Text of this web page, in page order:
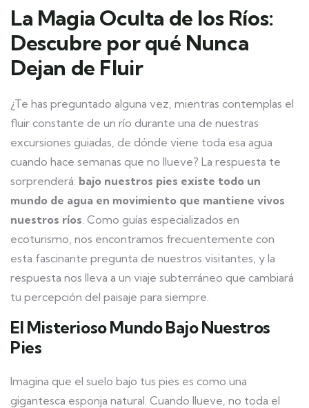
La Magia Oculta de los Ríos:
Descubre por qué Nunca
Dejan de Fluir
¿Te has preguntado alguna vez, mientras contemplas el
fluir constante de un río durante una de nuestras
excursiones guiadas, de dónde viene toda esa agua
cuando hace semanas que no llueve? La respuesta te
sorprenderá: bajo nuestros pies existe todo un
mundo de agua en movimiento que mantiene vivos
nuestros ríos . Como guías especializados en
ecoturismo, nos encontramos frecuentemente con
esta fascinante pregunta de nuestros visitantes, y la
respuesta nos lleva a un viaje subterráneo que cambiará
tu percepción del paisaje para siempre.
El Misterioso Mundo Bajo Nuestros
Pies
Imagina que el suelo bajo tus pies es como una
gigantesca esponja natural. Cuando llueve, no toda el